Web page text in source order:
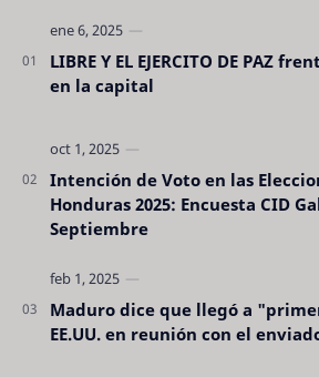
LIBRE Y EL EJERCITO DE PAZ
en la capital
Intención de Voto en las
Honduras 2025: Encuesta CID
Septiembre
Maduro dice que llegó a
EE.UU. en reunión con el